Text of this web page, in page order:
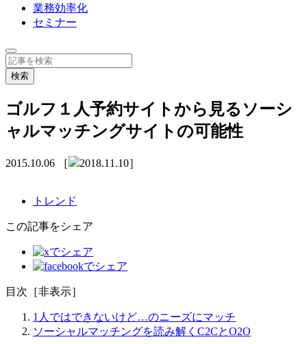
業務効率化
セミナー
ゴルフ１人予約サイトから見るソーシ
ャルマッチングサイトの可能性
2015.10.06 ［ 2018.11.10］
トレンド
この記事をシェア
目次 ［非表示］
1人ではできないけど…のニーズにマッチ
ソーシャルマッチングを読み解くC2CとO2O